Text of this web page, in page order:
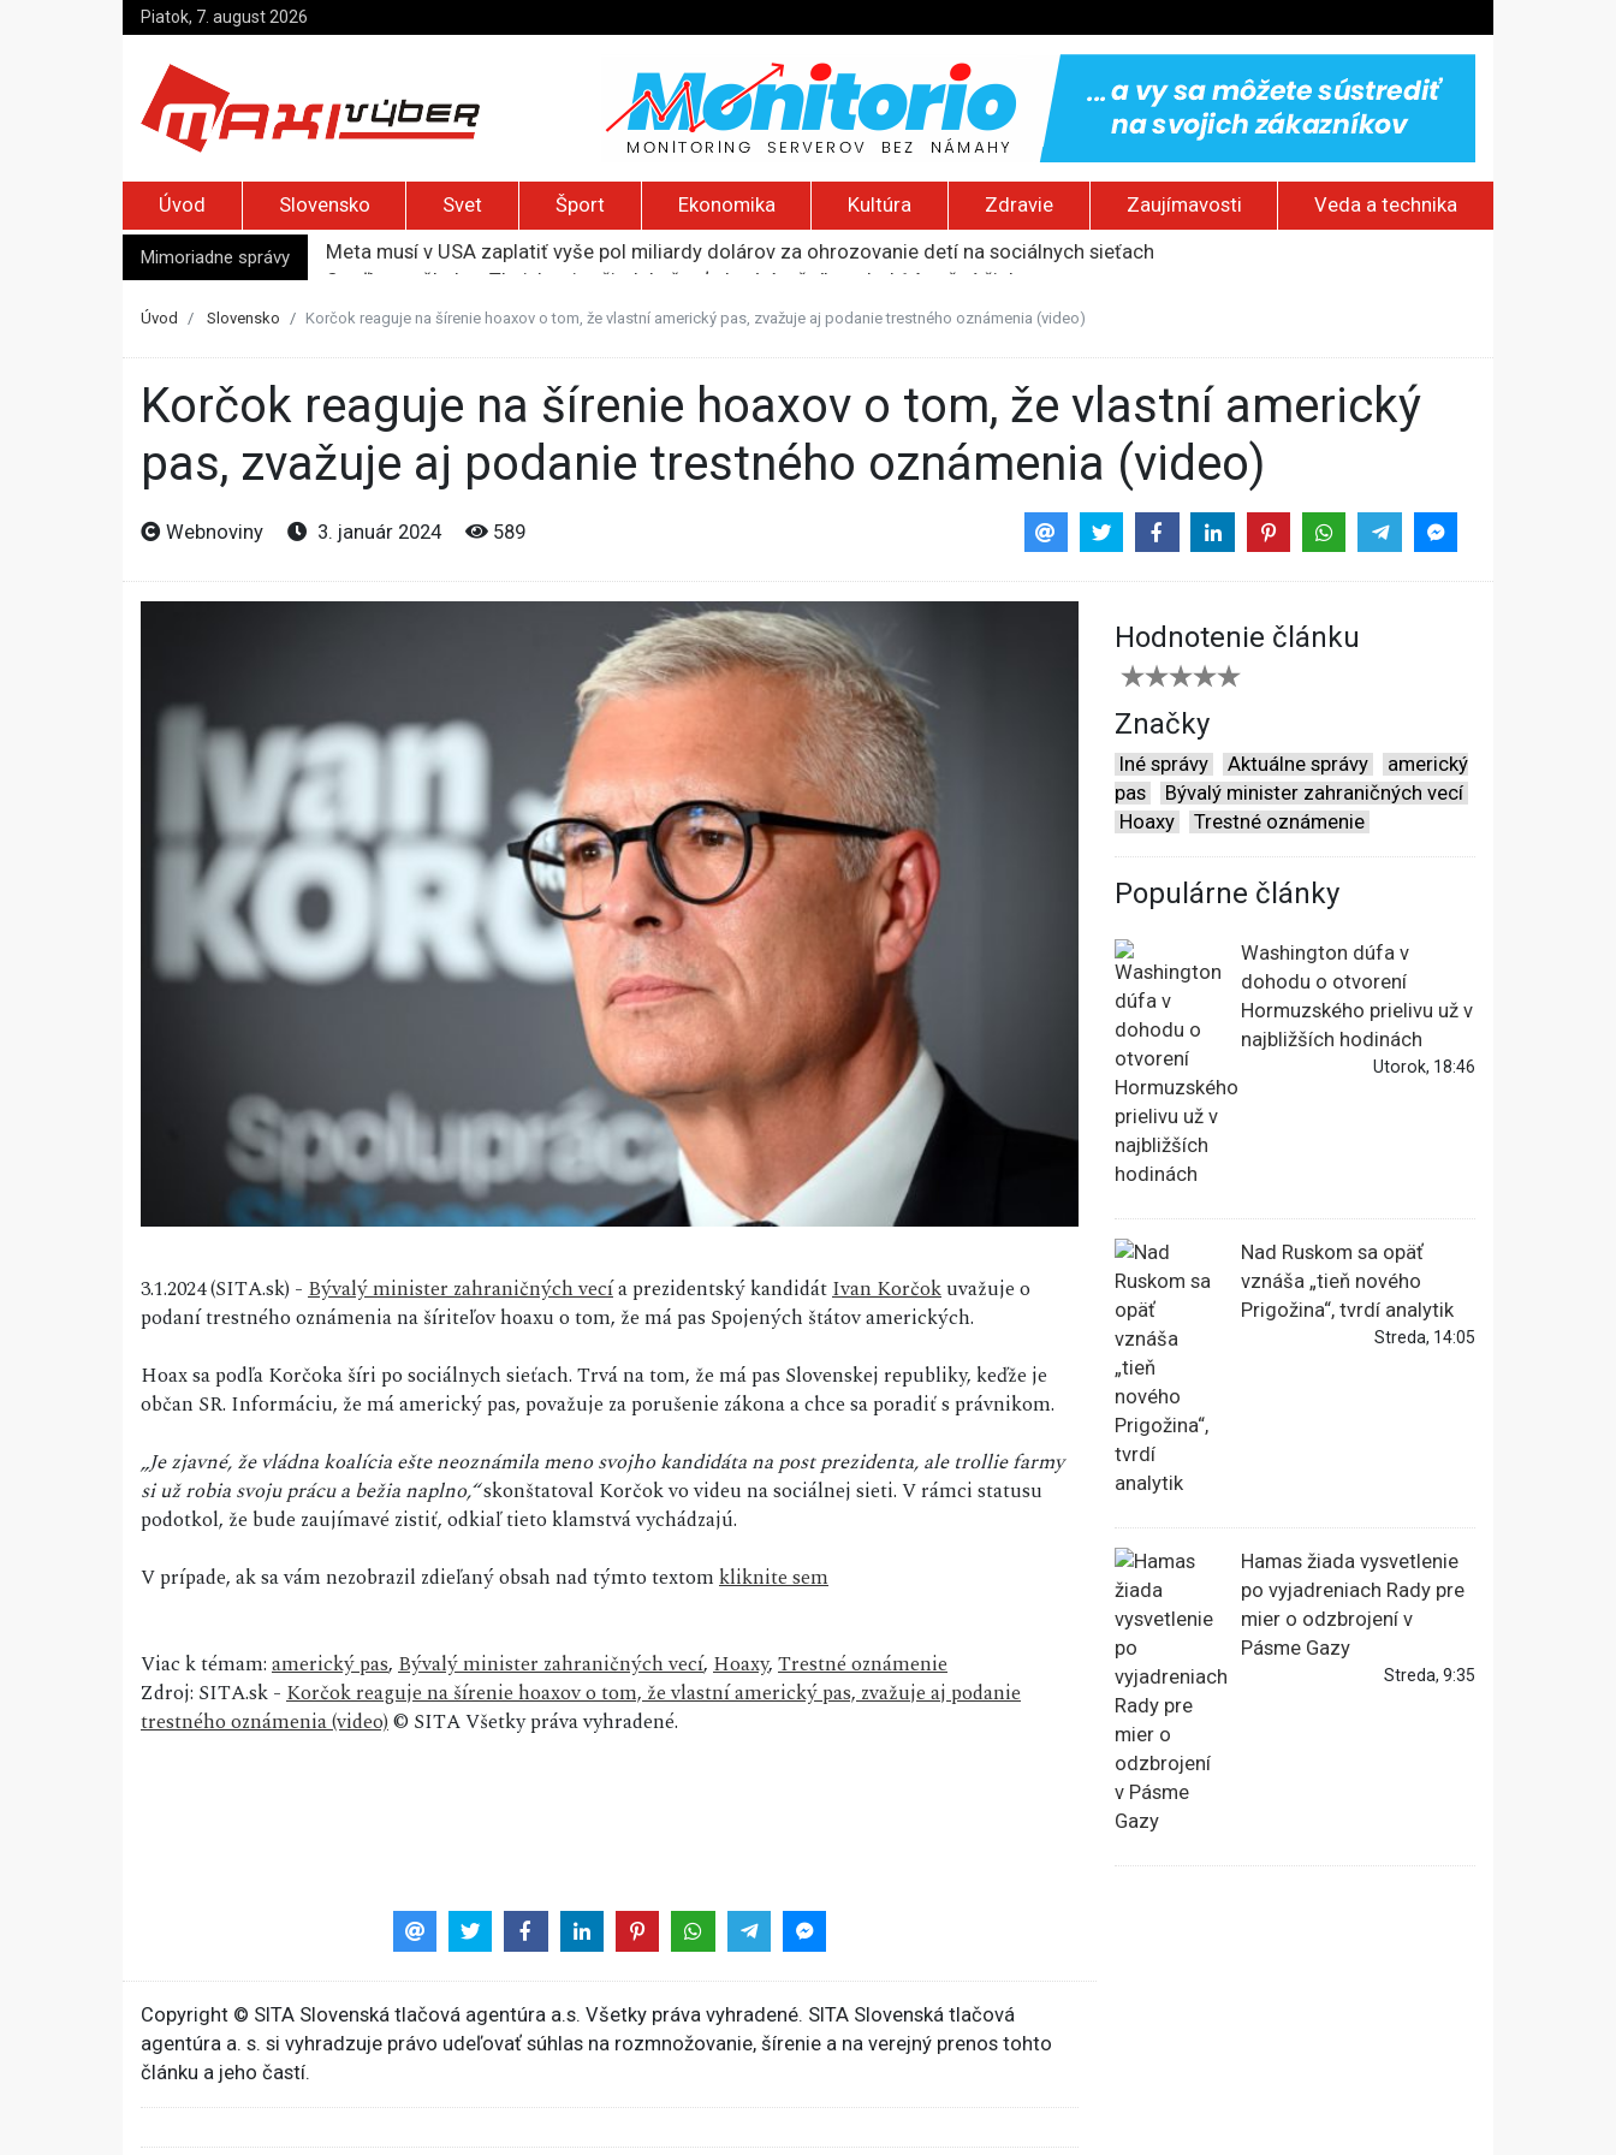
Piatok, 7. august 2026
Úvod Slovensko Svet Šport Ekonomika Kultúra Zdravie Zaujímavosti Veda a technika
Mimoriadne správy
Meta musí v USA zaplatiť vyše pol miliardy dolárov za ohrozovanie detí na sociálnych sieťach
Streľba na škole v Thajsku si vyžiadala šesť obetí, útočníkom bol 14-ročný žiak
Izraelskí osadníci zaútočili na palestínsku komunitu na Západnom brehu, podpálili domy
Úvod Slovensko Korčok reaguje na šírenie hoaxov o tom, že vlastní americký pas, zvažuje aj podanie trestného oznámenia (video)
Korčok reaguje na šírenie hoaxov o tom, že vlastní americký
pas, zvažuje aj podanie trestného oznámenia (video)
Webnoviny 3. január 2024 589
3.1.2024 (SITA.sk) -Bývalý minister zahraničných vecía prezidentský kandidátIvan Korčokuvažuje o
podaní trestného oznámenia na šíriteľov hoaxu o tom, že má pas Spojených štátov amerických.
Hoax sa podľa Korčoka šíri po sociálnych sieťach. Trvá na tom, že má pas Slovenskej republiky, keďže je
občan SR. Informáciu, že má americký pas, považuje za porušenie zákona a chce sa poradiť s právnikom.
„Je zjavné, že vládna koalícia ešte neoznámila meno svojho kandidáta na post prezidenta, ale trollie farmy
si už robia svoju prácu a bežia naplno,“skonštatoval Korčok vo videu na sociálnej sieti. V rámci statusu
podotkol, že bude zaujímavé zistiť, odkiaľ tieto klamstvá vychádzajú.
V prípade, ak sa vám nezobrazil zdieľaný obsah nad týmto textomkliknite sem
Viac k témam:americký pas,Bývalý minister zahraničných vecí,Hoaxy,Trestné oznámenie
Zdroj: SITA.sk -Korčok reaguje na šírenie hoaxov o tom, že vlastní americký pas, zvažuje aj podanie
trestného oznámenia (video)© SITA Všetky práva vyhradené.
Hodnotenie článku
Značky
Iné správy Aktuálne správy
americký
pas
Bývalý minister zahraničných vecí
Hoaxy
Trestné oznámenie
Populárne články
Washington dúfa v
dohodu o otvorení
Hormuzského prielivu už v
najbližších hodinách
Utorok, 18:46
Nad Ruskom sa opäť
vznáša „tieň nového
Prigožina“, tvrdí analytik
Streda, 14:05
Hamas žiada vysvetlenie
po vyjadreniach Rady pre
mier o odzbrojení v
Pásme Gazy
Streda, 9:35
Copyright © SITA Slovenská tlačová agentúra a.s. Všetky práva vyhradené. SITA Slovenská tlačová
agentúra a. s. si vyhradzuje právo udeľovať súhlas na rozmnožovanie, šírenie a na verejný prenos tohto
článku a jeho častí.